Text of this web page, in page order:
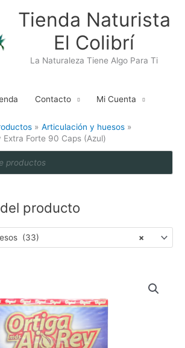
Tienda Naturista
El Colibrí
La Naturaleza Tiene Algo Para Ti
Contacto Mi Cuenta
Articulación y huesos
Extra Forte 90 Caps (Azul)
producto
×
(33)